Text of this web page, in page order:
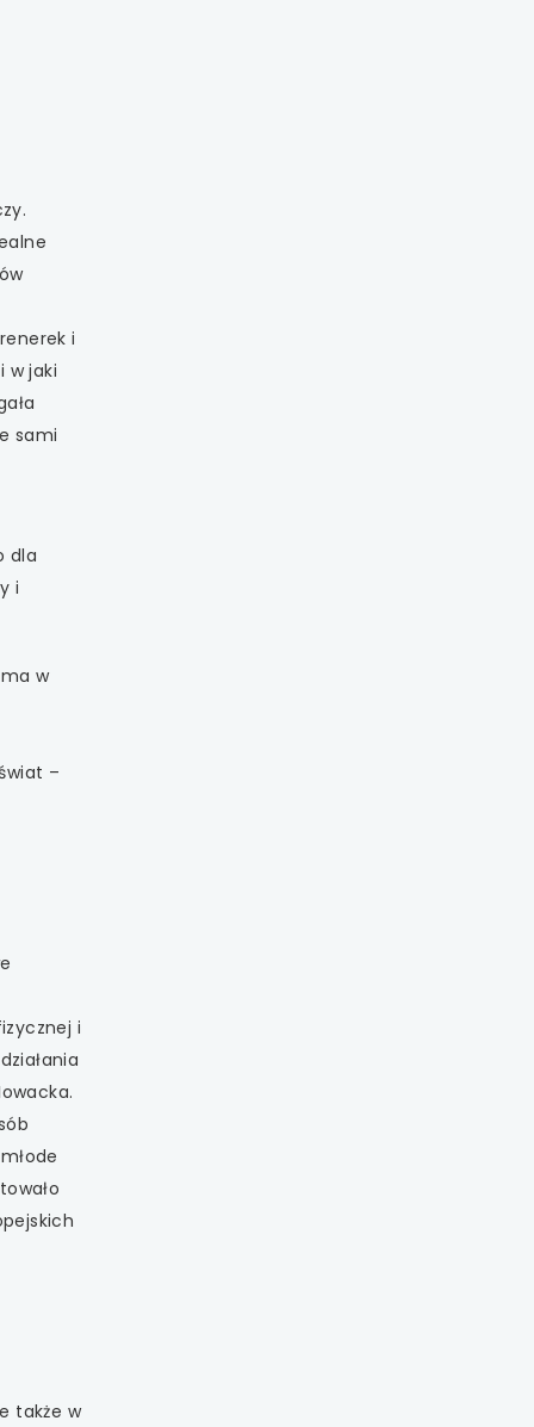
i
w jaki
sami
dla
i
w
–
i
także w